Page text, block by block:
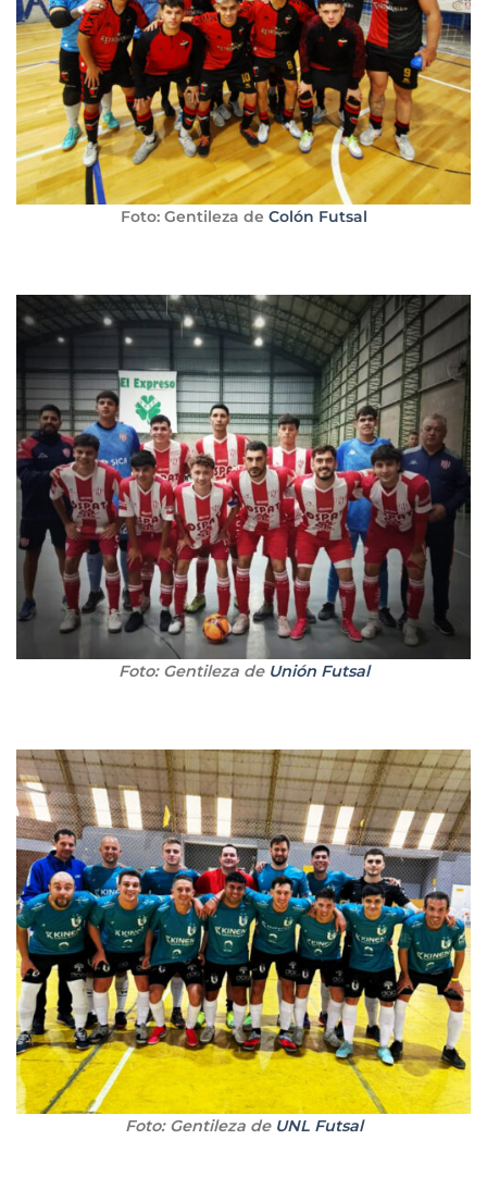
Foto: Gentileza de Colón Futsal
Foto: Gentileza de Unión Futsal
Foto: Gentileza de UNL Futsal